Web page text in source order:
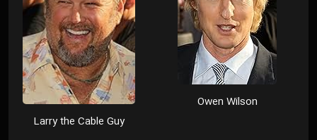
Owen Wilson
Larry the Cable Guy